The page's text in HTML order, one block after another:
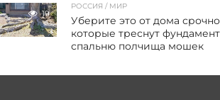
19
РОССИЯ / МИР
Уберите это от дома
которые треснут фундамент
спальню полчища мошек